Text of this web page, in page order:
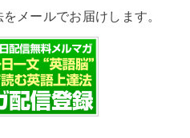
メールでお届けします。